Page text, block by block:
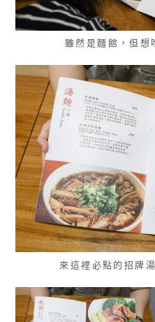
雖然是麵館，但想
來這裡必點的招牌